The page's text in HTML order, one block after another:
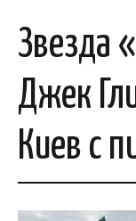
Звезда
Джек
Киев с